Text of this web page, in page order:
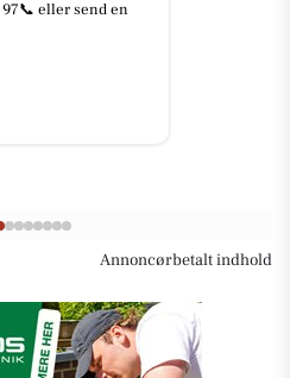
97📞 eller send en
Annoncørbetalt indhold